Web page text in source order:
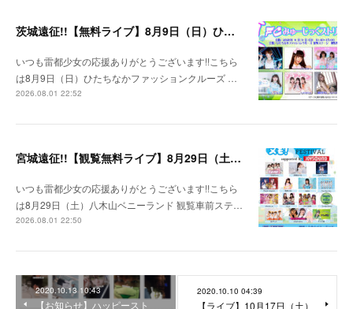
茨城遠征!!【無料ライブ】8月9日（日）ひたちなかファッションクルーズ 野外ステージ
いつも雷都少女の応援ありがとうございます!!こちら
は8月9日（日）ひたちなかファッションクルーズ …
2026.08.01 22:52
宮城遠征!!【観覧無料ライブ】8月29日（土）八木山ベニーランド
いつも雷都少女の応援ありがとうございます!!こちら
は8月29日（土）八木山ベニーランド 観覧車前ステ…
2026.08.01 22:50
2020.10.13 10:43
【お知らせ】ハッピースト
2020.10.10 04:39
【ライブ】10月17日（土）